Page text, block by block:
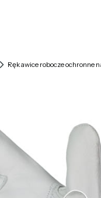
Rękawice robocze ochronne